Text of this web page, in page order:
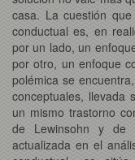
casa. La cuestión
conductual es, en
por un lado, un
por otro, un enfoque
polémica se
conceptuales, llevada
un mismo trastorno
de Lewinsohn y de
actualizada en el